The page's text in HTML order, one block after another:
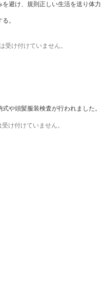
け、規則正しい生活を送り体力
。
受け付けていません。
や頭髪服装検査が行われました。
け付けていません。